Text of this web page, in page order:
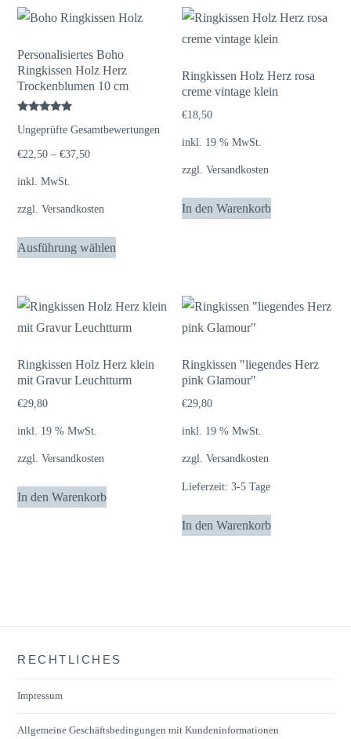
Personalisiertes Boho
Ringkissen Holz Herz
Trockenblumen 10 cm
mit
von 5
Ungeprüfte Gesamtbewertungen
€22,50 –€37,50
inkl. MwSt.
zzgl.Versandkosten
Ausführung wählen
Dieses
Produkt
Die
Optionen
Ringkissen Holz Herz rosa
creme vintage klein
€18,50
inkl. 19 % MwSt.
zzgl.Versandkosten
In den Warenkorb
Ringkissen Holz Herz klein
mit Gravur Leuchtturm
€29,80
inkl. 19 % MwSt.
zzgl.Versandkosten
In den Warenkorb
Ringkissen "liegendes Herz
pink Glamour"
€29,80
inkl. 19 % MwSt.
zzgl.Versandkosten
Lieferzeit:3-5 Tage
In den Warenkorb
RECHTLICHES
Impressum
Allgemeine Geschäftsbedingungen mit Kundeninformationen